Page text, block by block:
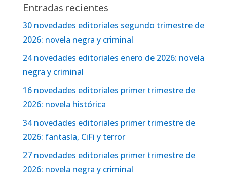
Entradas recientes
30 novedades editoriales segundo trimestre de
2026: novela negra y criminal
24 novedades editoriales enero de 2026: novela
negra y criminal
16 novedades editoriales primer trimestre de
2026: novela histórica
34 novedades editoriales primer trimestre de
2026: fantasía, CiFi y terror
27 novedades editoriales primer trimestre de
2026: novela negra y criminal